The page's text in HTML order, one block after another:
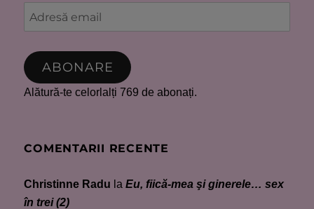
Adresă
email
ABONARE
Alătură-te celorlalți 769 de abonați.
COMENTARII RECENTE
Christinne Radu laEu, fiică-mea şi ginerele… sex
în trei (2)